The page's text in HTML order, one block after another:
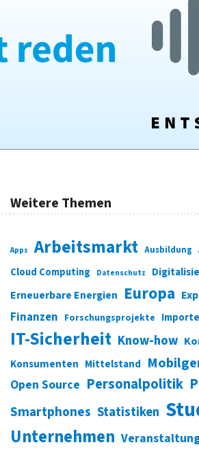
Weitere Themen
Apps Arbeitsmarkt Ausbildung
Cloud Computing Datenschutz
Erneuerbare Energien Europa
Finanzen Forschungsprojekte Importe
IT-Sicherheit Know-how
Konsumenten Mittelstand
Open Source Personalpolitik
Smartphones Statistiken
Unternehmen